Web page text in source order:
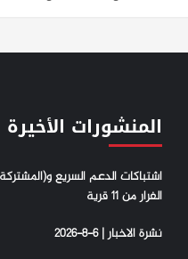
المنشورات الأخيرة
اشتباكات الدعم السريع
الفرار من 11 قرية
نشرة الاخبار | 6-8-2026